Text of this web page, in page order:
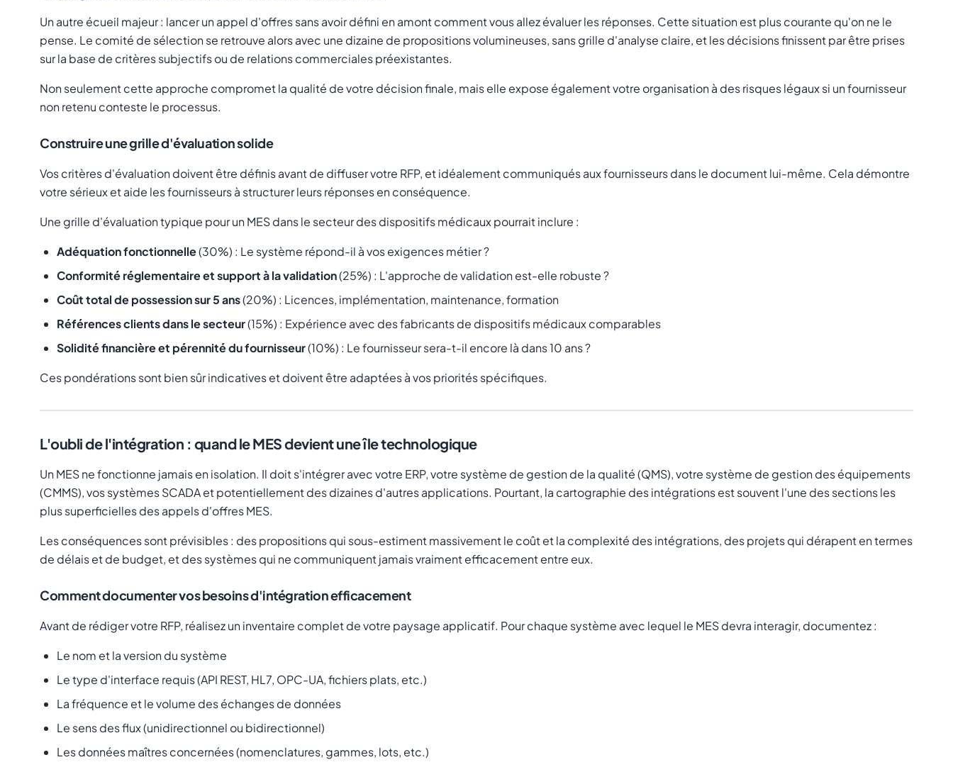
Un autre écueil majeur : lancer un appel d'offres sans avoir défini en amont comment vous allez évaluer les réponses. Cette situation est plus courante qu'on ne le
pense. Le comité de sélection se retrouve alors avec une dizaine de propositions volumineuses, sans grille d'analyse claire, et les décisions finissent par être prises
sur la base de critères subjectifs ou de relations commerciales préexistantes.
Non seulement cette approche compromet la qualité de votre décision finale, mais elle expose également votre organisation à des risques légaux si un fournisseur
non retenu conteste le processus.
Construire une grille d'évaluation solide
Vos critères d'évaluation doivent être définisavantde diffuser votre RFP, et idéalement communiqués aux fournisseurs dans le document lui-même. Cela démontre
votre sérieux et aide les fournisseurs à structurer leurs réponses en conséquence.
Une grille d'évaluation typique pour un MES dans le secteur des dispositifs médicaux pourrait inclure :
Adéquation fonctionnelle(30%) : Le système répond-il à vos exigences métier ?
Conformité réglementaire et support à la validation(25%) : L'approche de validation est-elle robuste ?
Coût total de possession sur 5 ans(20%) : Licences, implémentation, maintenance, formation
Références clients dans le secteur(15%) : Expérience avec des fabricants de dispositifs médicaux comparables
Solidité financière et pérennité du fournisseur(10%) : Le fournisseur sera-t-il encore là dans 10 ans ?
Ces pondérations sont bien sûr indicatives et doivent être adaptées à vos priorités spécifiques.
L'oubli de l'intégration : quand le MES devient une île technologique
Un MES ne fonctionne jamais en isolation. Il doit s'intégrer avec votre ERP, votre système de gestion de la qualité (QMS), votre système de gestion des équipements
(CMMS), vos systèmes SCADA et potentiellement des dizaines d'autres applications. Pourtant, la cartographie des intégrations est souvent l'une des sections les
plus superficielles des appels d'offres MES.
Les conséquences sont prévisibles : des propositions qui sous-estiment massivement le coût et la complexité des intégrations, des projets qui dérapent en termes
de délais et de budget, et des systèmes qui ne communiquent jamais vraiment efficacement entre eux.
Comment documenter vos besoins d'intégration efficacement
Avant de rédiger votre RFP, réalisez un inventaire complet de votre paysage applicatif. Pour chaque système avec lequel le MES devra interagir, documentez :
Le nom et la version du système
Le type d'interface requis (API REST, HL7, OPC-UA, fichiers plats, etc.)
La fréquence et le volume des échanges de données
Le sens des flux (unidirectionnel ou bidirectionnel)
Les données maîtres concernées (nomenclatures, gammes, lots, etc.)